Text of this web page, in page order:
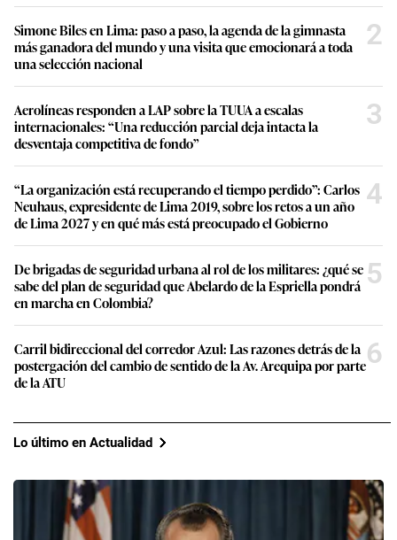
Simone Biles en Lima: paso a paso, la agenda de la gimnasta
más ganadora del mundo y una visita que emocionará a toda
una selección nacional
2
Aerolíneas responden a LAP sobre la TUUA a escalas
internacionales: “Una reducción parcial deja intacta la
desventaja competitiva de fondo”
3
“La organización está recuperando el tiempo perdido”: Carlos
Neuhaus, expresidente de Lima 2019, sobre los retos a un año
de Lima 2027 y en qué más está preocupado el Gobierno
4
De brigadas de seguridad urbana al rol de los militares: ¿qué se
sabe del plan de seguridad que Abelardo de la Espriella pondrá
en marcha en Colombia?
5
Carril bidireccional del corredor Azul: Las razones detrás de la
postergación del cambio de sentido de la Av. Arequipa por parte
de la ATU
6
Lo último en Actualidad